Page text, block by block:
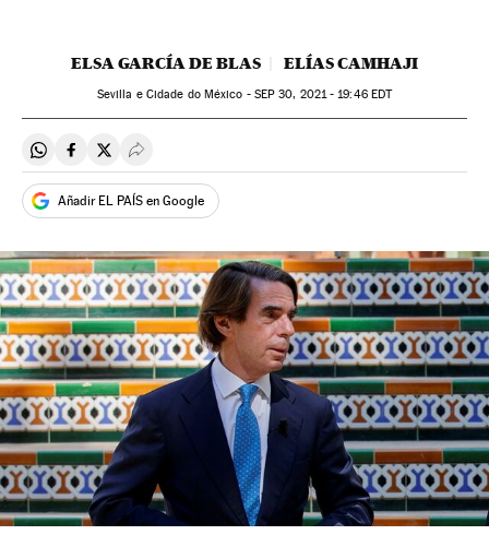
ELSA GARCÍA DE BLAS ELÍAS CAMHAJI
Sevilla e Cidade do México - SEP 30, 2021 - 19:46EDT
Compartir en Whatsapp
Compartir en Facebook
Compartir en Twitter
Desplegar Redes Sociales
Añadir EL PAÍS en Google